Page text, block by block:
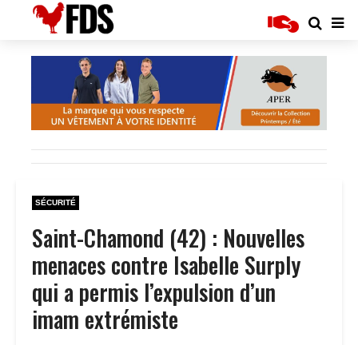
SÉCURITÉ
Saint-Chamond (42) : Nouvelles
menaces contre Isabelle Surply
qui a permis l’expulsion d’un
imam extrémiste